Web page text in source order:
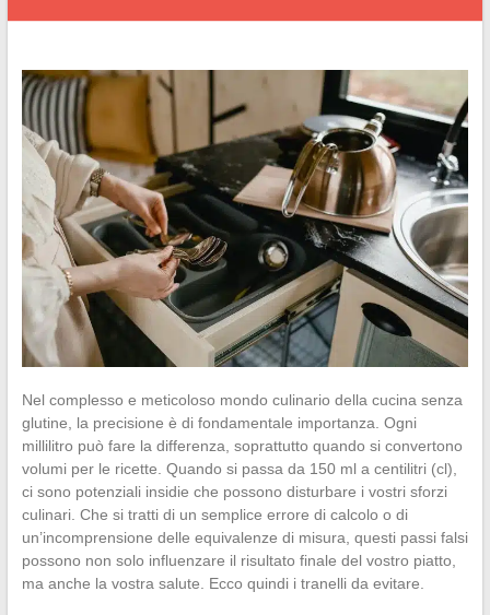
Nel complesso e meticoloso mondo culinario della cucina senza
glutine, la precisione è di fondamentale importanza. Ogni
millilitro può fare la differenza, soprattutto quando si convertono
volumi per le ricette. Quando si passa da 150 ml a centilitri (cl),
ci sono potenziali insidie che possono disturbare i vostri sforzi
culinari. Che si tratti di un semplice errore di calcolo o di
un’incomprensione delle equivalenze di misura, questi passi falsi
possono non solo influenzare il risultato finale del vostro piatto,
ma anche la vostra salute. Ecco quindi i tranelli da evitare.